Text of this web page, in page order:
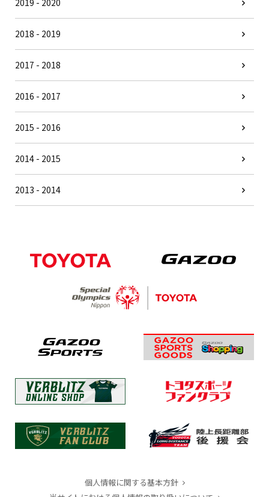
2019 - 2020
2018 - 2019
2017 - 2018
2016 - 2017
2015 - 2016
2014 - 2015
2013 - 2014
個人情報に関する基本方針